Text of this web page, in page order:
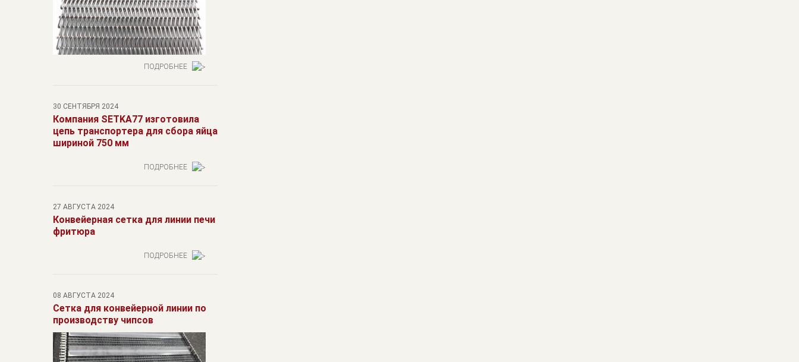
ПОДРОБНЕЕ
30 СЕНТЯБРЯ 2024
Компания SETKA77 изготовила
цепь транспортера для сбора яйца
шириной 750 мм
ПОДРОБНЕЕ
27 АВГУСТА 2024
Конвейерная сетка для линии печи
фритюра
ПОДРОБНЕЕ
08 АВГУСТА 2024
Сетка для конвейерной линии по
производству чипсов